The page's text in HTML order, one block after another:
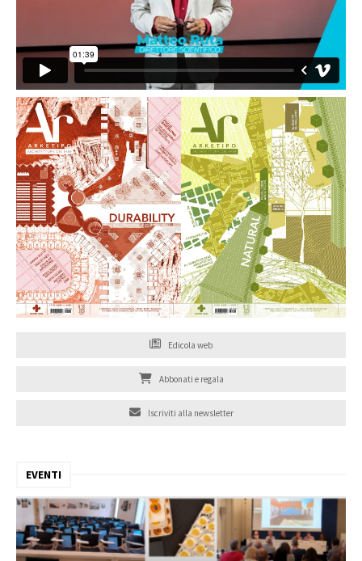
Edicola web
Abbonati e regala
Iscriviti alla newsletter
EVENTI